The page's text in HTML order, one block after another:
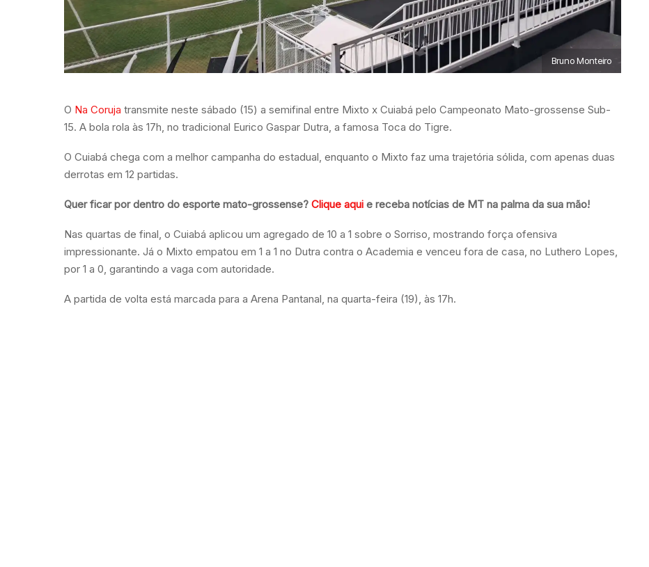
Bruno Monteiro
O Na Coruja transmite neste sábado (15) a semifinal entre Mixto x Cuiabá pelo Campeonato Mato-grossense Sub-
15. A bola rola às 17h, no tradicional Eurico Gaspar Dutra, a famosa Toca do Tigre.
O Cuiabá chega com a melhor campanha do estadual, enquanto o Mixto faz uma trajetória sólida, com apenas duas
derrotas em 12 partidas.
Quer ficar por dentro do esporte mato-grossense? Clique aqui e receba notícias de MT na palma da sua mão!
Nas quartas de final, o Cuiabá aplicou um agregado de 10 a 1 sobre o Sorriso, mostrando força ofensiva
impressionante. Já o Mixto empatou em 1 a 1 no Dutra contra o Academia e venceu fora de casa, no Luthero Lopes,
por 1 a 0, garantindo a vaga com autoridade.
A partida de volta está marcada para a Arena Pantanal, na quarta-feira (19), às 17h.